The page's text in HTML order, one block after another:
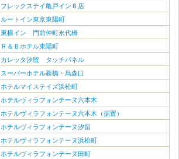
フレックステイ亀戸インＢ店
ルートイン東京東陽町
東横イン 門前仲町永代橋
Ｒ＆Ｂホテル東陽町
カレッタ汐留 タッチパネル
スーパーホテル新橋・烏森口
ホテルマイステイズ浜松町
ホテルヴィラフォンテーヌ六本木
ホテルヴィラフォンテーヌ六本木（据置）
ホテルヴィラフォンテーヌ汐留
ホテルヴィラフォンテーヌ浜松町
ホテルヴィラフォンテーヌ田町